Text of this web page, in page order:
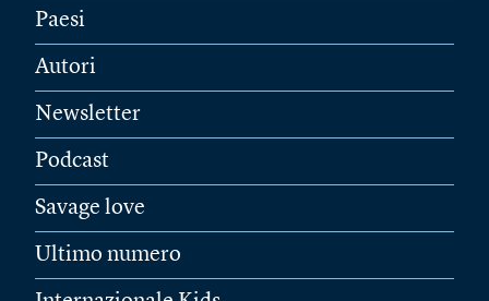
Paesi
Autori
Newsletter
Podcast
Savage love
Ultimo numero